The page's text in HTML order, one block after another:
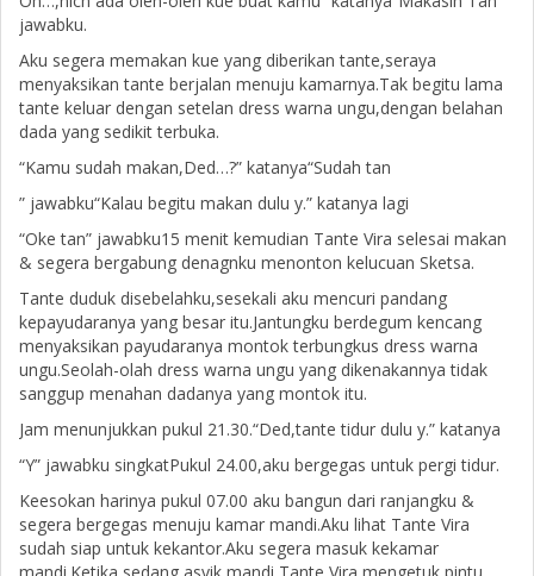
jawabku.
Aku segera memakan kue yang diberikan tante,seraya
menyaksikan tante berjalan menuju kamarnya.Tak begitu lama
tante keluar dengan setelan dress warna ungu,dengan belahan
dada yang sedikit terbuka.
“Kamu sudah makan,Ded…?” katanya“Sudah tan
” jawabku“Kalau begitu makan dulu y.” katanya lagi
“Oke tan” jawabku15 menit kemudian Tante Vira selesai makan
& segera bergabung denagnku menonton kelucuan Sketsa.
Tante duduk disebelahku,sesekali aku mencuri pandang
kepayudaranya yang besar itu.Jantungku berdegum kencang
menyaksikan payudaranya montok terbungkus dress warna
ungu.Seolah-olah dress warna ungu yang dikenakannya tidak
sanggup menahan dadanya yang montok itu.
Jam menunjukkan pukul 21.30.“Ded,tante tidur dulu y.” katanya
“Y” jawabku singkatPukul 24.00,aku bergegas untuk pergi tidur.
Keesokan harinya pukul 07.00 aku bangun dari ranjangku &
segera bergegas menuju kamar mandi.Aku lihat Tante Vira
sudah siap untuk kekantor.Aku segera masuk kekamar
mandi.Ketika sedang asyik mandi,Tante Vira mengetuk pintu